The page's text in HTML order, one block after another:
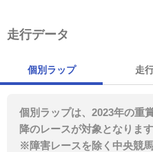
走行データ
個別ラップ 走
個別ラップは、2023年の重
降のレースが対象となります
※障害レースを除く中央競